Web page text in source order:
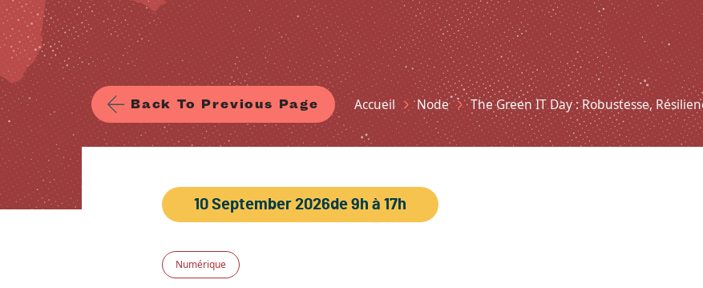
Back To Previous Page Breadcrumb
Accueil Node The Green IT Day : Robustesse,
10 September 2026de 9h à 17h
Numérique